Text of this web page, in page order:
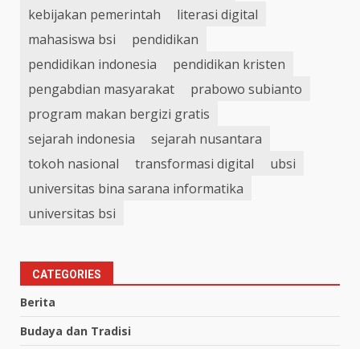
kebijakan pemerintah
literasi digital
mahasiswa bsi
pendidikan
pendidikan indonesia
pendidikan kristen
pengabdian masyarakat
prabowo subianto
program makan bergizi gratis
sejarah indonesia
sejarah nusantara
tokoh nasional
transformasi digital
ubsi
universitas bina sarana informatika
universitas bsi
CATEGORIES
Berita
Budaya dan Tradisi